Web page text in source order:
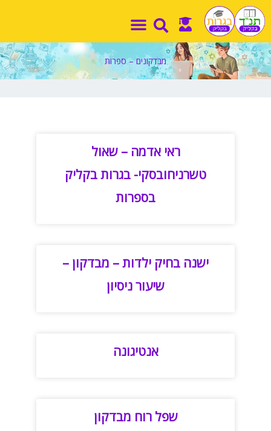
דילוג
לתוכן
מבדקונים – ספרות
ראי אדמה – שאול
טשרניחובסקי- בגרות בקליק
בספרות
ישנה בחיק ילדות – מבדקון –
שיעור ניסיון
אנטיגונה
שפל רוח מבדקון